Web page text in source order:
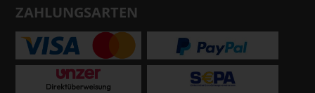
ZAHLUNGSARTEN